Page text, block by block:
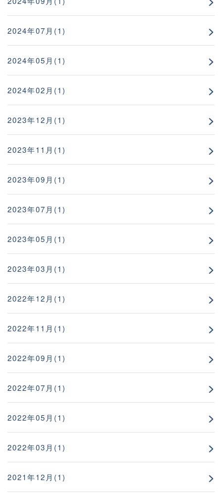
2024年07月(1)
2024年05月(1)
2024年02月(1)
2023年12月(1)
2023年11月(1)
2023年09月(1)
2023年07月(1)
2023年05月(1)
2023年03月(1)
2022年12月(1)
2022年11月(1)
2022年09月(1)
2022年07月(1)
2022年05月(1)
2022年03月(1)
2021年12月(1)